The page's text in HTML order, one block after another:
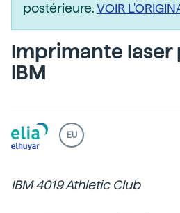
postérieure.VOIR
Imprimante laser
IBM
EU
IBM 4019 Athletic Club